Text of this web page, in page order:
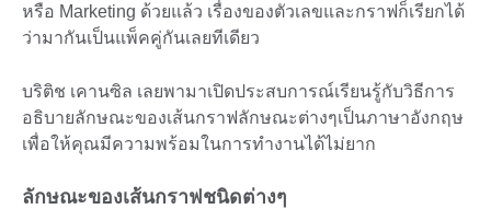
หรือ Marketing ด้วยแล้ว เรื่องของตัวเลขและกราฟก็เรียกได้
ว่ามากันเป็นแพ็คคู่กันเลยทีเดียว
บริติช เคานซิล เลยพามาเปิดประสบการณ์เรียนรู้กับวิธีการ
อธิบายลักษณะของเส้นกราฟลักษณะต่างๆเป็นภาษาอังกฤษ
เพื่อให้คุณมีความพร้อมในการทำงานได้ไม่ยาก
ลักษณะของเส้นกราฟชนิดต่างๆ